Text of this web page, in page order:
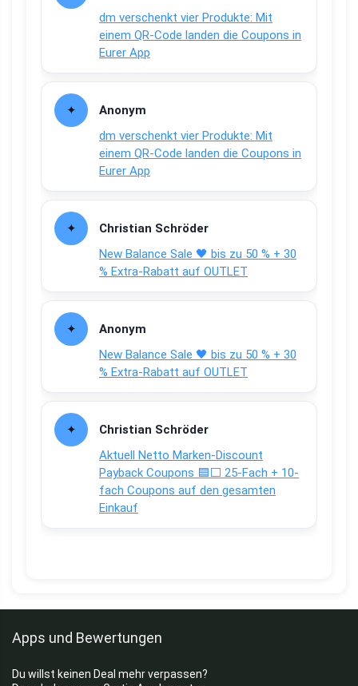
dm verschenkt vier Produkte: Mit
einem QR-Code landen die Coupons in
Eurer App
Anonym
dm verschenkt vier Produkte: Mit
einem QR-Code landen die Coupons in
Eurer App
Christian Schröder
New Balance Sale 🖤 bis zu 50 % + 30
% Extra-Rabatt auf OUTLET
Anonym
New Balance Sale 🖤 bis zu 50 % + 30
% Extra-Rabatt auf OUTLET
Christian Schröder
Aktuell Netto Marken-Discount
Payback Coupons 🟦⬜ 25-Fach + 10-
fach Coupons auf den gesamten
Einkauf
Apps und Bewertungen
Du willst keinen Deal mehr verpassen?